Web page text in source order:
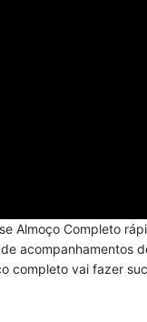
Almoço Completo
acompanhamentos
completo vai fazer